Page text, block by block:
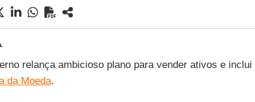
relança ambicioso plano para vender ativos e inclui
da Moeda.